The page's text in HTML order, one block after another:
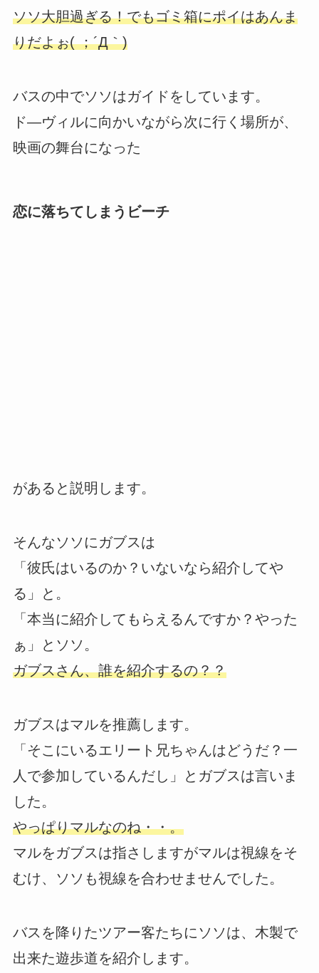
ソソ大胆過ぎる！でもゴミ箱にポイはあんま
りだよぉ( ；´Д｀)
バスの中でソソはガイドをしています。
ド—ヴィルに向かいながら次に行く場所が、
映画の舞台になった
恋に落ちてしまうビーチ
があると説明します。
そんなソソにガブスは
「彼氏はいるのか？いないなら紹介してや
る」と。
「本当に紹介してもらえるんですか？やった
ぁ」とソソ。
ガブスさん、誰を紹介するの？？
ガブスはマルを推薦します。
「そこにいるエリート兄ちゃんはどうだ？一
人で参加しているんだし」とガブスは言いま
した。
やっぱりマルなのね・・。
マルをガブスは指さしますがマルは視線をそ
むけ、ソソも視線を合わせませんでした。
バスを降りたツアー客たちにソソは、木製で
出来た遊歩道を紹介します。